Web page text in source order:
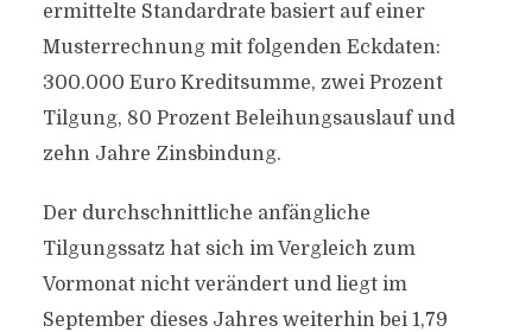
ermittelte Standardrate basiert auf einer
Musterrechnung mit folgenden Eckdaten:
300.000 Euro Kreditsumme, zwei Prozent
Tilgung, 80 Prozent Beleihungsauslauf und
zehn Jahre Zinsbindung.
Der durchschnittliche anfängliche
Tilgungssatz hat sich im Vergleich zum
Vormonat nicht verändert und liegt im
September dieses Jahres weiterhin bei 1,79